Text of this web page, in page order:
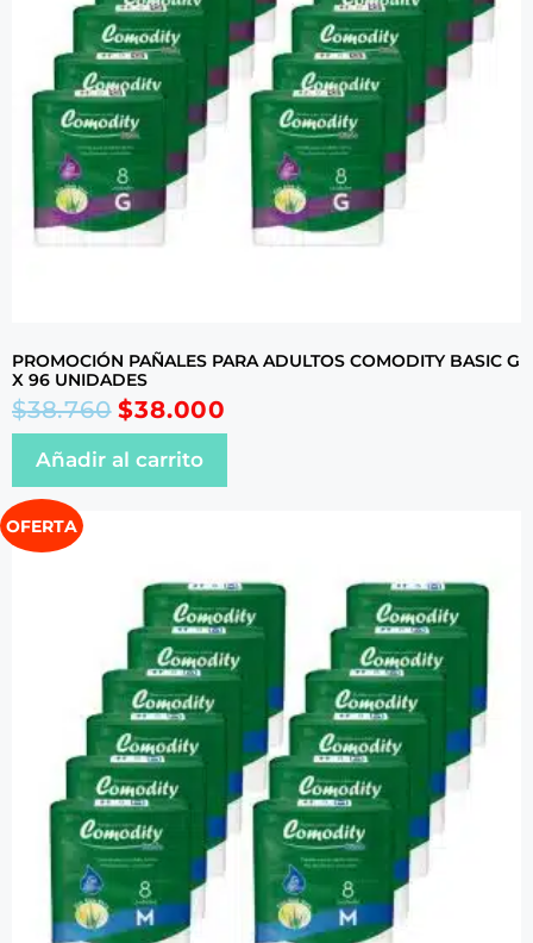
PROMOCIÓN PAÑALES PARA ADULTOS COMODITY BASIC G
X 96 UNIDADES
$38.760 $38.000
Añadir al carrito
OFERTA